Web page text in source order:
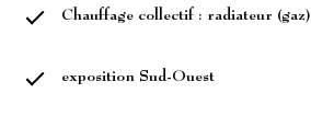
Chauffage collectif : radiateur (gaz)
exposition Sud-Ouest